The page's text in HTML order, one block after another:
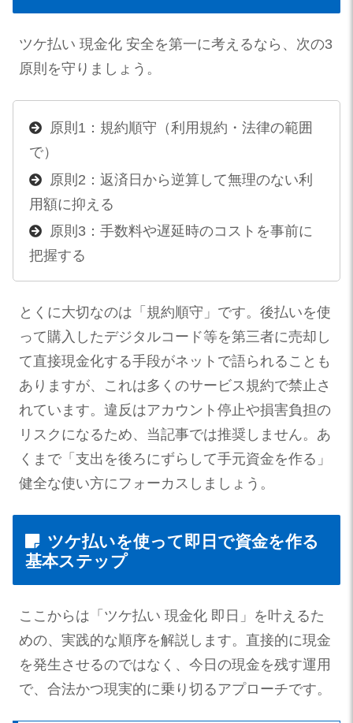
ツケ払い 現金化 安全を第一に考えるなら、次の3
原則を守りましょう。
原則1：規約順守（利用規約・法律の範囲
で）
原則2：返済日から逆算して無理のない利
用額に抑える
原則3：手数料や遅延時のコストを事前に
把握する
とくに大切なのは「規約順守」です。後払いを使
って購入したデジタルコード等を第三者に売却し
て直接現金化する手段がネットで語られることも
ありますが、これは多くのサービス規約で禁止さ
れています。違反はアカウント停止や損害負担の
リスクになるため、当記事では推奨しません。あ
くまで「支出を後ろにずらして手元資金を作る」
健全な使い方にフォーカスしましょう。
ツケ払いを使って即日で資金を作る
基本ステップ
ここからは「ツケ払い 現金化 即日」を叶えるた
めの、実践的な順序を解説します。直接的に現金
を発生させるのではなく、今日の現金を残す運用
で、合法かつ現実的に乗り切るアプローチです。